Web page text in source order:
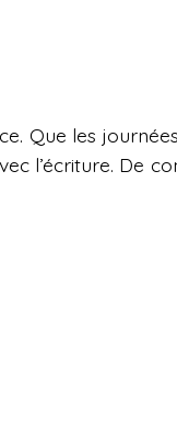
Que les
l’écriture. De